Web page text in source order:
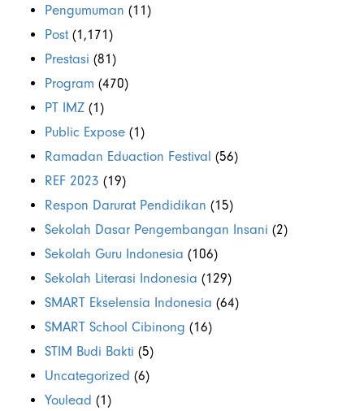
Pengumuman (11)
Post (1,171)
Prestasi (81)
Program (470)
PT IMZ (1)
Public Expose (1)
Ramadan Eduaction Festival (56)
REF 2023 (19)
Respon Darurat Pendidikan (15)
Sekolah Dasar Pengembangan Insani (2)
Sekolah Guru Indonesia (106)
Sekolah Literasi Indonesia (129)
SMART Ekselensia Indonesia (64)
SMART School Cibinong (16)
STIM Budi Bakti (5)
Uncategorized (6)
Youlead (1)